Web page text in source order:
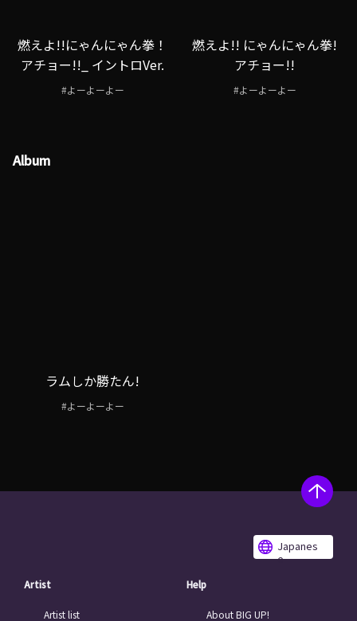
燃えよ!!にゃんにゃん拳！
アチョー!!_ イントロVer.
#よーよーよー
燃えよ!! にゃんにゃん拳!
アチョー!!
#よーよーよー
Album
ラムしか勝たん!
#よーよーよー
Japanes
e
Artist
Artist list
Help
About BIG UP!